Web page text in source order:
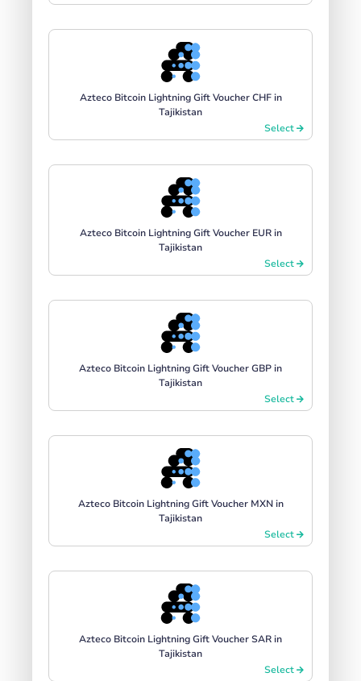
Azteco Bitcoin Lightning Gift Voucher CHF in
Tajikistan
Select
Azteco Bitcoin Lightning Gift Voucher EUR in
Tajikistan
Select
Azteco Bitcoin Lightning Gift Voucher GBP in
Tajikistan
Select
Azteco Bitcoin Lightning Gift Voucher MXN in
Tajikistan
Select
Azteco Bitcoin Lightning Gift Voucher SAR in
Tajikistan
Select